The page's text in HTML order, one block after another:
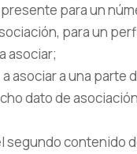
para un
para un
asociar;
asociar a una parte
dato de
segundo contenido